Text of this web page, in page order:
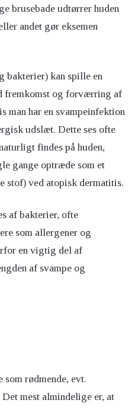
brusebade udtørrer huden
andet gør eksemen
bakterier) kan spille en
fremkomst og forværring af
man har en svampeinfektion
udslæt. Dette ses ofte
findes på huden,
gange optræde som et
stof) ved atopisk dermatitis.
af bakterier, ofte
som allergener og
en vigtig del af
af svampe og
rødmende, evt.
mest almindelige er, at